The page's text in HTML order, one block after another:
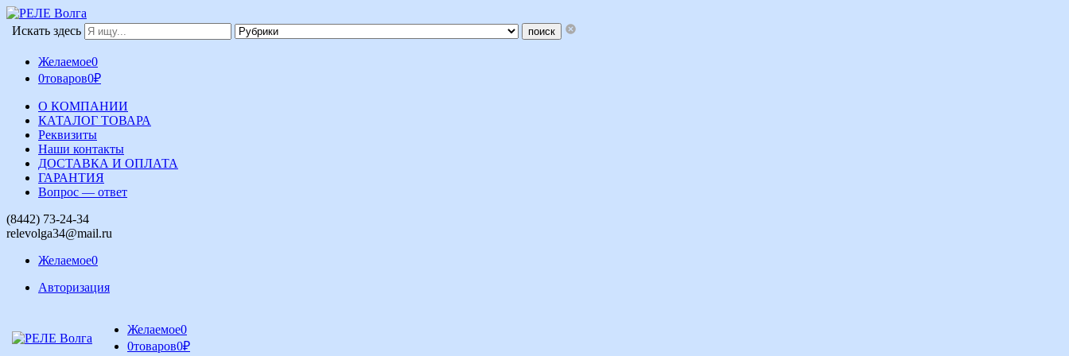
Искать здесь
Желаемое0
0товаров0₽
О КОМПАНИИ
КАТАЛОГ ТОВАРА
Реквизиты
Наши контакты
ДОСТАВКА И ОПЛАТА
ГАРАНТИЯ
Вопрос — ответ
(8442) 73-24-34
relevolga34@mail.ru
Желаемое0
Авторизация
Желаемое0
0товаров0₽